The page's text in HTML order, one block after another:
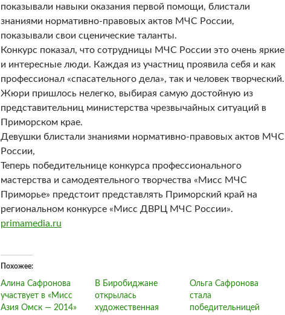
показывали навыки оказания первой помощи, блистали
знаниями нормативно-правовых актов МЧС России,
показывали свои сценические таланты.
Конкурс показал, что сотрудницы МЧС России это очень яркие
и интересные люди. Каждая из участниц проявила себя и как
профессионал «спасательного дела», так и человек творческий.
Жюри пришлось нелегко, выбирая самую достойную из
представительниц министерства чрезвычайных ситуаций в
Приморском крае.
Девушки блистали знаниями нормативно-правовых актов МЧС
России,
Теперь победительнице конкурса профессионального
мастерства и самодеятельного творчества «Мисс МЧС
Приморье» предстоит представлять Приморский край на
региональном конкурсе «Мисс ДВРЦ МЧС России».
primamedia.ru
Похожее
Алина Сафронова
участвует в «Мисс
Азия Омск — 2014»
В Биробиджане
открылась
художественная
Ольга Сафронова
стала
победительницей